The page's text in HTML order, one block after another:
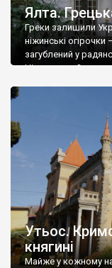
Ялта.
Греки залишили
ніжинські
загублений у
Ніжин греки?
Утьос.
княгині
Майже у кожному